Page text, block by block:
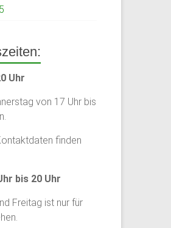
Uhr
von 17 Uhr bis
finden
bis 20 Uhr
Freitag ist nur für